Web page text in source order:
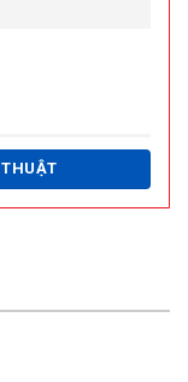
(ALLM)